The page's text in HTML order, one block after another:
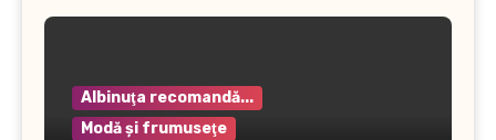
Albinuţa recomandă...
Modă şi frumuseţe